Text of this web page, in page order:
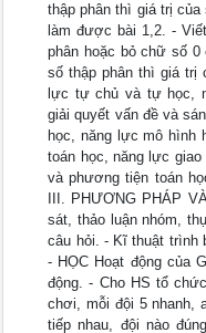
thập phân thì giá trị
làm được bài 1,2. -
phân hoặc bỏ chữ số 0
số thập phân thì giá trị
lực tự chủ và tự học,
giải quyết vấn đề và
học, năng lực mô hình
toán học, năng lực
và phương tiện toán
III. PHƯƠNG PHÁP
sát, thảo luận nhóm,
câu hỏi. - Kĩ thuật trình
- HỌC Hoạt động của
động. - Cho HS tổ
chơi, mỗi đội 5 nhanh,
tiếp nhau, đội nào